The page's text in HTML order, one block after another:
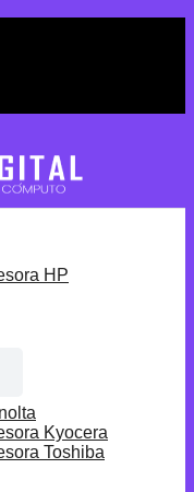
HP
Kyocera
Toshiba